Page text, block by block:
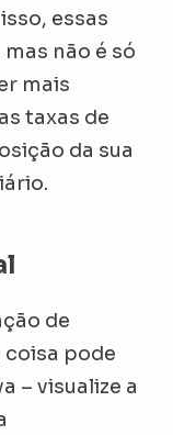
essas
não é só
mais
taxas de
da sua
de
coisa pode
– visualize a